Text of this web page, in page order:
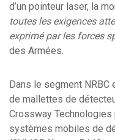
d’un pointeur laser, la
toutes les exigences
exprimé par les forces
des Armées.
Dans le segment NRBC
de mallettes de
Crossway
systèmes mobiles de